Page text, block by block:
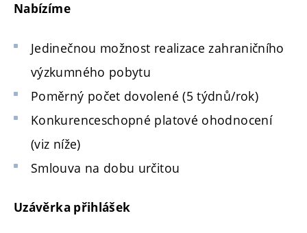
Nabízíme
Jedinečnou možnost realizace zahraničního
výzkumného pobytu
Poměrný počet dovolené (5 týdnů/rok)
Konkurenceschopné platové ohodnocení
(viz níže)
Smlouva na dobu určitou
Uzávěrka přihlášek